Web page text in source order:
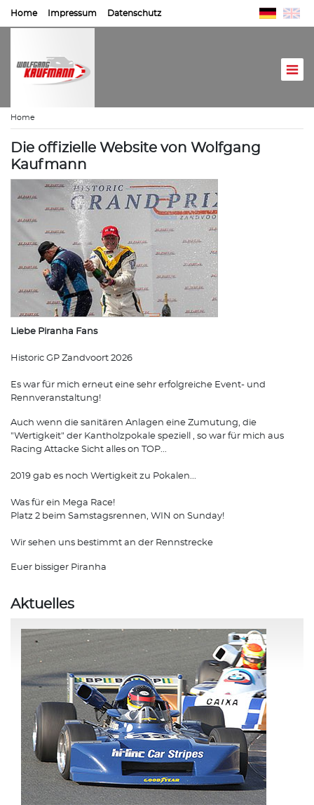
Home Impressum Datenschutz
Home
Die offizielle Website von Wolfgang
Kaufmann
Liebe Piranha Fans
Historic GP Zandvoort 2026
Es war für mich erneut eine sehr erfolgreiche Event- und
Rennveranstaltung!
Auch wenn die sanitären Anlagen eine Zumutung, die
"Wertigkeit" der Kantholzpokale speziell , so war für mich aus
Racing Attacke Sicht alles on TOP...
2019 gab es noch Wertigkeit zu Pokalen...
Was für ein Mega Race!
Platz 2 beim Samstagsrennen, WIN on Sunday!
Wir sehen uns bestimmt an der Rennstrecke
Euer bissiger Piranha
Aktuelles